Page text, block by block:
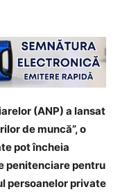
(ANP) a lansat
de muncă”, o
pot încheia
penitenciare pentru
persoanelor private